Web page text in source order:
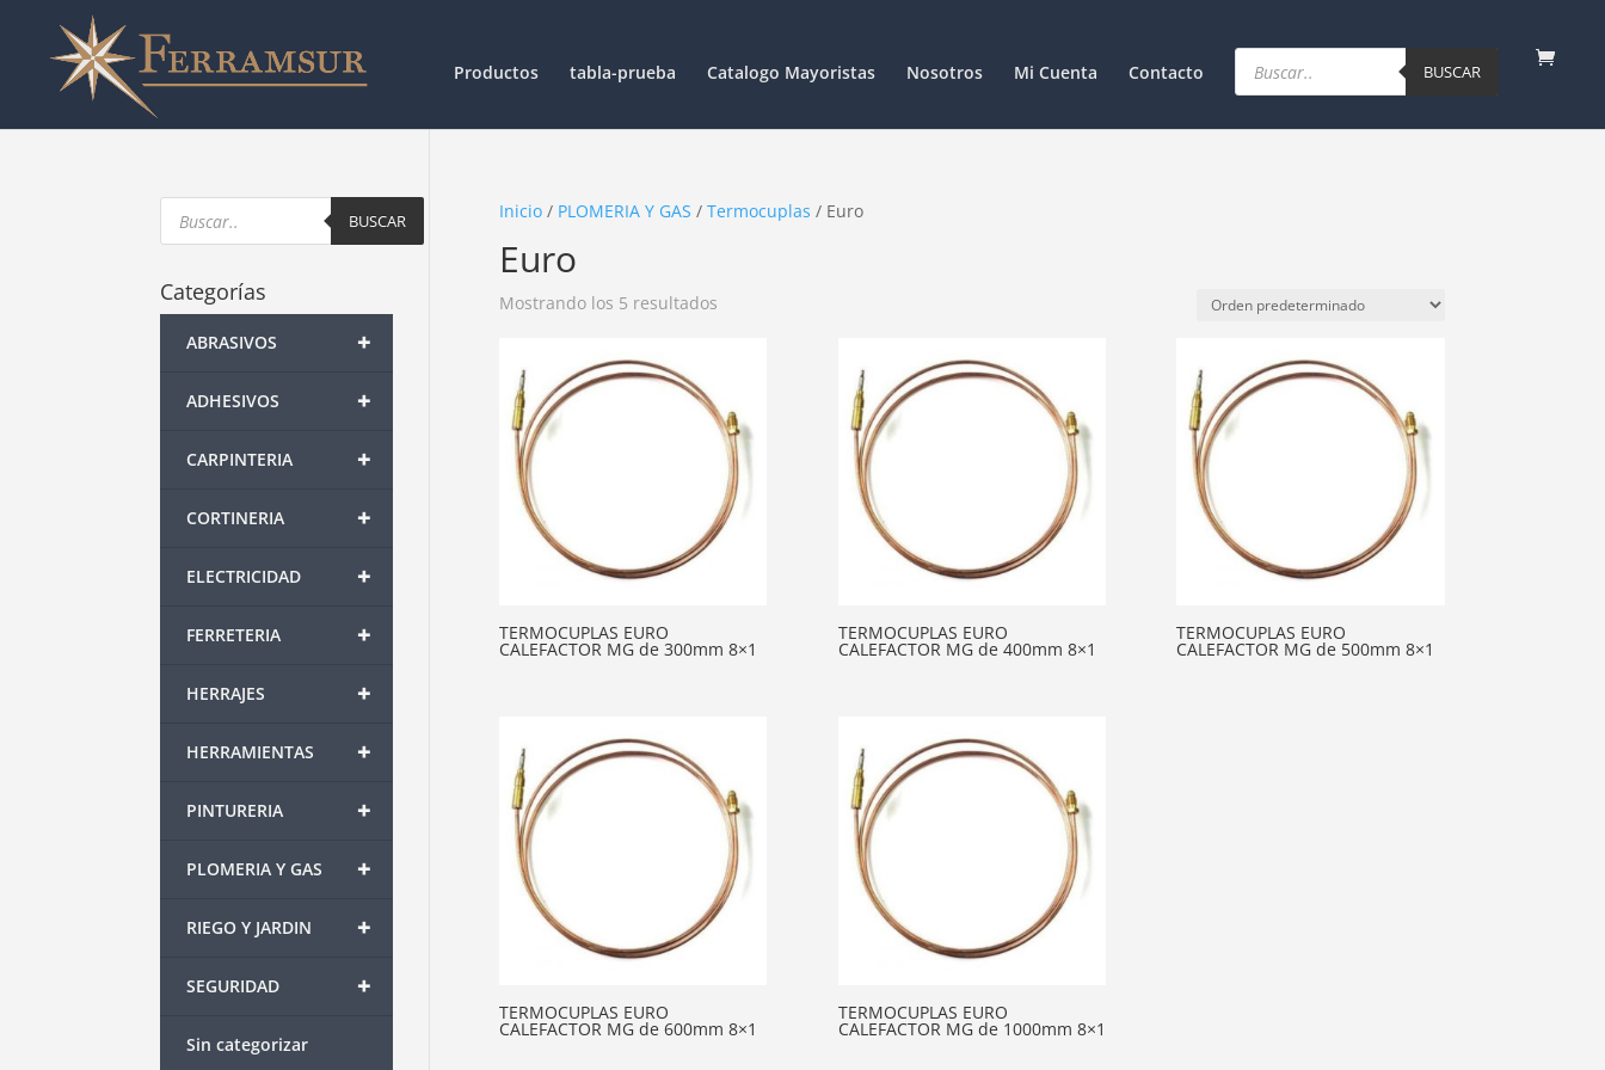
Productos tabla-prueba Catalogo Mayoristas Nosotros Mi Cuenta Contacto
Products
search BUSCAR
Inicio/ PLOMERIA Y GAS / Termocuplas / Euro
Euro
Mostrando los 5 resultados
TERMOCUPLAS EURO
CALEFACTOR MG de 300mm 8×1
TERMOCUPLAS EURO
CALEFACTOR MG de 400mm 8×1
TERMOCUPLAS EURO
CALEFACTOR MG de 500mm 8×1
TERMOCUPLAS EURO
CALEFACTOR MG de 600mm 8×1
TERMOCUPLAS EURO
CALEFACTOR MG de 1000mm 8×1
Products
search BUSCAR
Categorías
+
ABRASIVOS
+
ADHESIVOS
+
CARPINTERIA
+
CORTINERIA
+
ELECTRICIDAD
+
FERRETERIA
+
HERRAJES
+
HERRAMIENTAS
+
PINTURERIA
+
PLOMERIA Y GAS
+
RIEGO Y JARDIN
+
SEGURIDAD
Sin categorizar